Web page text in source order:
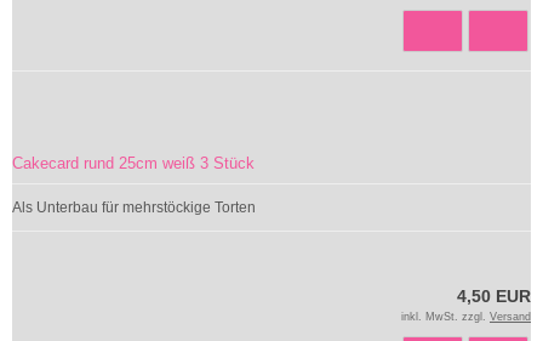
Cakecard rund 25cm weiß 3 Stück
Als Unterbau für mehrstöckige Torten
4,50 EUR
inkl. MwSt. zzgl. Versand